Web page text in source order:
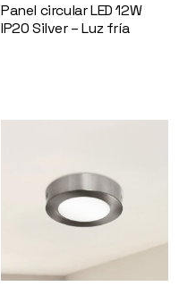
Panel circular LED 12W
IP20 Silver – Luz fría